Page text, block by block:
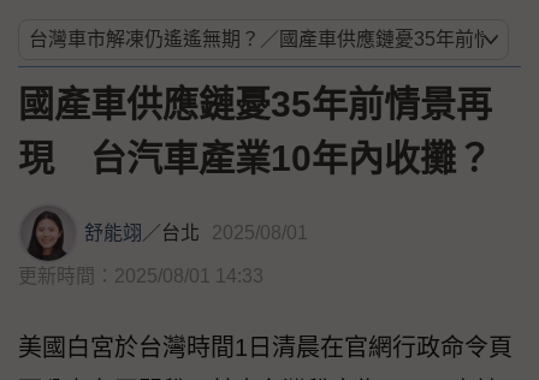
國產車供應鏈憂35年前情景再
現 台汽車產業10年內收攤？
舒能翊 ／台北 2025/08/01
更新時間：2025/08/01 14:33
美國白宮於台灣時間1日清晨在官網行政命令頁